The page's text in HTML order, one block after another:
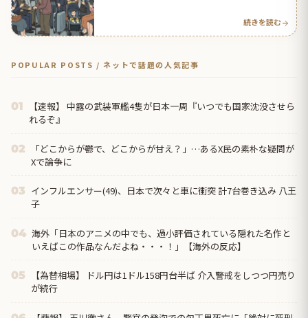
続きを読む
POPULAR POSTS / ネットで話題の人気記事
01
【速報】 中露の武装軍艦4隻が日本一周『いつでも国家沈没させら
れるぞ』
02
「どこからが鬱で、どこからが甘え？」…あるX民の素朴な疑問が
Xで論争に
03 インフルエンサー(49)、日本で次々と車に衝突 計7台巻き込み 八王
子
04 海外「日本のアニメの中でも、過小評価されている隠れた名作と
いえばこの作品なんだよね・・・！」【海外の反応】
05
【為替相場】 ドル円は1ドル158円台半ば 介入警戒をしつつ円売り
が続行